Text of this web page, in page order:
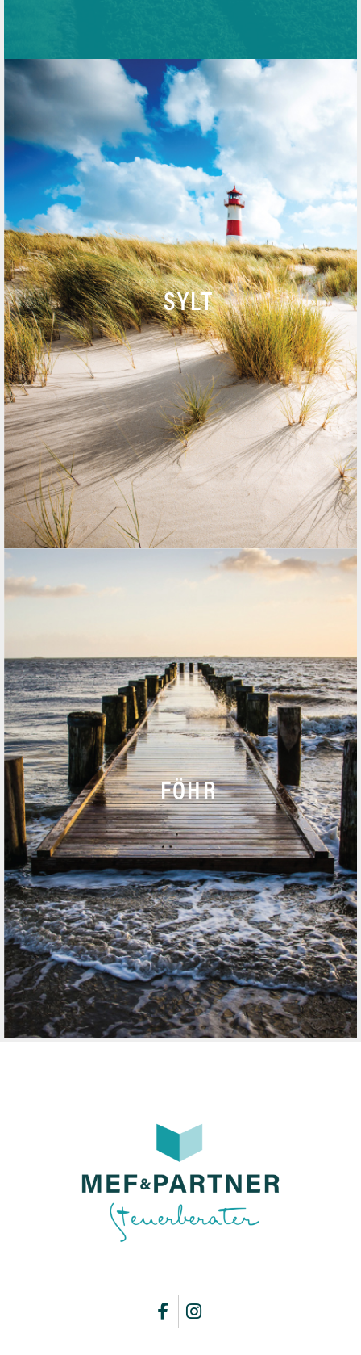
SYLT
+49 (0)4651 / 88 66 – 08
F
+49 (0)4651 / 88 66 – 98
ANRUF
NACHRICHT
KARTE
FÖHR
T+49 (0)4681 / 74 10 – 0
F +49 (0)4681 / 74 10 – 20
ANRUF
NACHRICHT
KARTE